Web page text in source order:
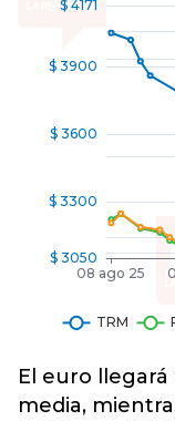
El euro
media,